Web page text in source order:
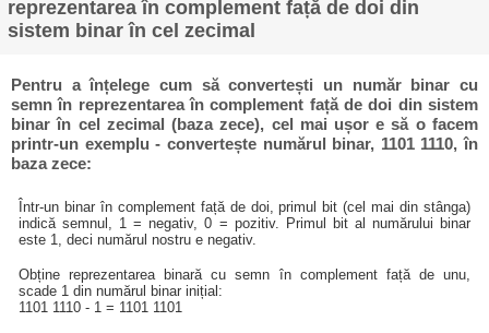
reprezentarea în complement față de doi din
sistem binar în cel zecimal
Pentru a înțelege cum să convertești un număr binar cu
semn în reprezentarea în complement față de doi din sistem
binar în cel zecimal (baza zece), cel mai ușor e să o facem
printr-un exemplu - convertește numărul binar, 1101 1110, în
baza zece:
Într-un binar în complement față de doi, primul bit (cel mai din stânga)
indică semnul, 1 = negativ, 0 = pozitiv. Primul bit al numărului binar
este 1, deci numărul nostru e negativ.
Obține reprezentarea binară cu semn în complement față de unu,
scade 1 din numărul binar inițial:
1101 1110 - 1 = 1101 1101